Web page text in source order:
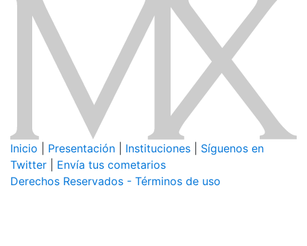
Inicio Presentación Instituciones
Síguenos en
Twitter
Envía tus cometarios
Derechos Reservados - Términos de uso